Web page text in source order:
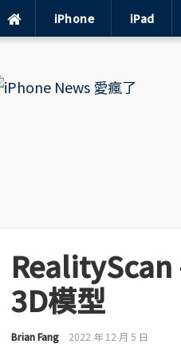
iPhone iPad
RealityScan
3D模型
Brian Fang 2022 年 12 月 5 日